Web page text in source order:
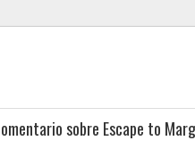
sobre Escape to